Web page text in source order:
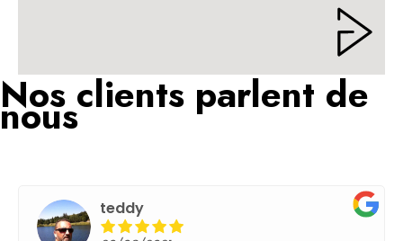
Nos clients parlent de
nous
teddy